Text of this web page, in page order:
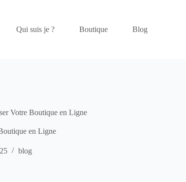
Qui suis je ? Boutique Blog
Votre Boutique en Ligne
en Ligne
blog